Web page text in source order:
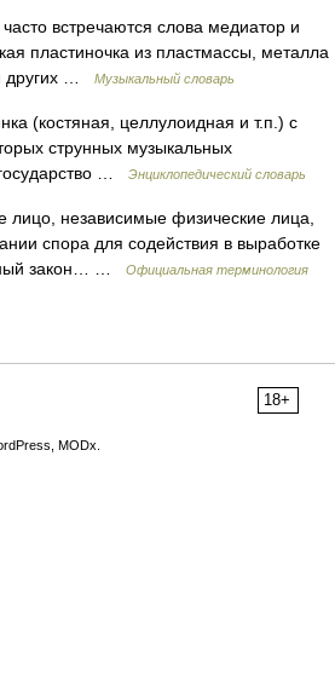
встречаются слова медиатор и
пластиночка из пластмассы, металла
других …
Музыкальный словарь
(костяная, целлулоидная и т.п.) с
струнных музыкальных
…
Энциклопедический словарь
независимые физические лица,
спора для содействия в выработке
закон… …
Официальная терминология
18+
MODx.